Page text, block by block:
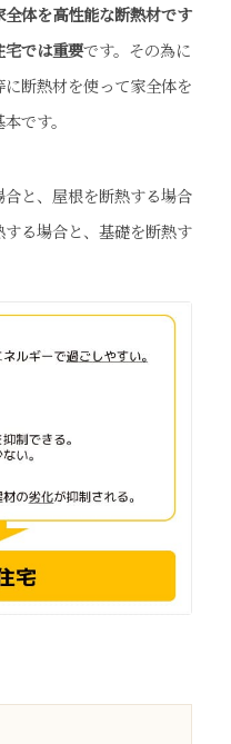
全体を高性能な断熱材です
宅では重要です。その為に
断熱材を使って家全体を
です。
と、屋根を断熱する場合
る場合と、基礎を断熱す